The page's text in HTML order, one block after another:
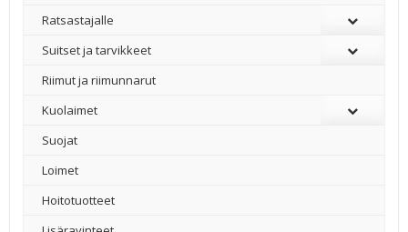
Ratsastajalle
Suitset ja tarvikkeet
Riimut ja riimunnarut
Kuolaimet
Suojat
Loimet
Hoitotuotteet